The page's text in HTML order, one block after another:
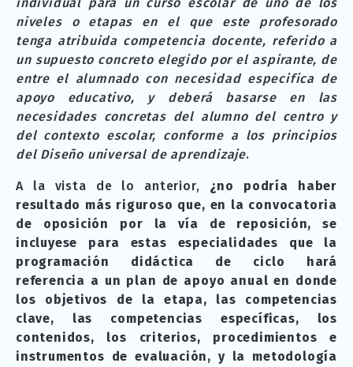
niveles o etapas en el que este profesorado
tenga atribuida competencia docente, referido a
un supuesto concreto elegido por el aspirante, de
entre el alumnado con necesidad especifica de
apoyo educativo, y deberá basarse en las
necesidades concretas del alumno del centro y
del contexto escolar, conforme a los principios
del Diseño universal de aprendizaje.
A la vista de lo anterior, ¿no podría haber
resultado más riguroso que, en la convocatoria
de oposición por la vía de reposición, se
incluyese para estas especialidades que la
programación didáctica de ciclo hará
referencia a un plan de apoyo anual en donde
los objetivos de la etapa, las competencias
clave, las competencias específicas, los
contenidos, los criterios, procedimientos e
instrumentos de evaluación, y la metodología